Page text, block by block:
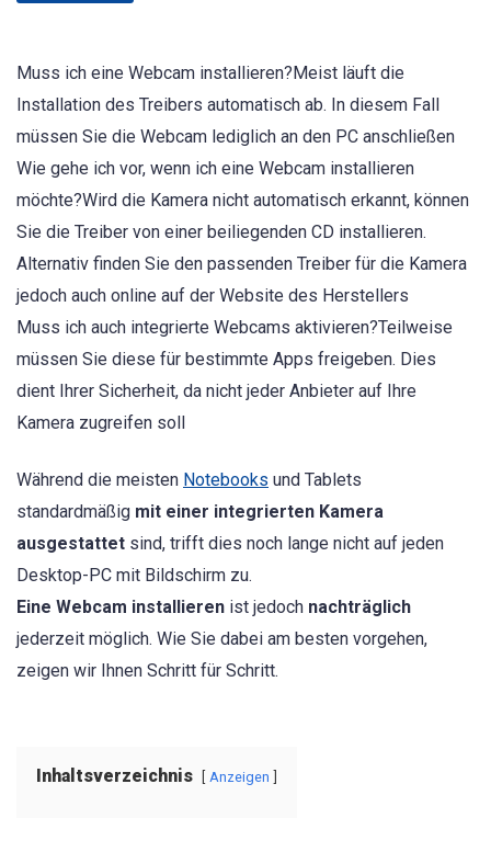
Muss ich eine Webcam installieren?Meist läuft die
Installation des Treibers automatisch ab. In diesem Fall
müssen Sie die Webcam lediglich an den PC anschließen
Wie gehe ich vor, wenn ich eine Webcam installieren
möchte?Wird die Kamera nicht automatisch erkannt, können
Sie die Treiber von einer beiliegenden CD installieren.
Alternativ finden Sie den passenden Treiber für die Kamera
jedoch auch online auf der Website des Herstellers
Muss ich auch integrierte Webcams aktivieren?Teilweise
müssen Sie diese für bestimmte Apps freigeben. Dies
dient Ihrer Sicherheit, da nicht jeder Anbieter auf Ihre
Kamera zugreifen soll
Während die meisten Notebooks und Tablets
standardmäßig mit einer integrierten Kamera
ausgestattet sind, trifft dies noch lange nicht auf jeden
Desktop-PC mit Bildschirm zu.
Eine Webcam installieren ist jedoch nachträglich
jederzeit möglich. Wie Sie dabei am besten vorgehen,
zeigen wir Ihnen Schritt für Schritt.
Inhaltsverzeichnis Anzeigen